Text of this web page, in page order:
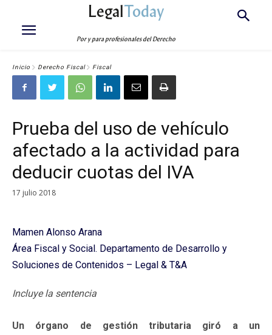
LegalToday
Por y para profesionales del Derecho
Inicio Derecho Fiscal Fiscal
Prueba del uso de vehículo
afectado a la actividad para
deducir cuotas del IVA
17 julio 2018
Mamen Alonso Arana
Área Fiscal y Social. Departamento de Desarrollo y
Soluciones de Contenidos – Legal & T&A
Incluye la sentencia
Un órgano de gestión tributaria giró a un